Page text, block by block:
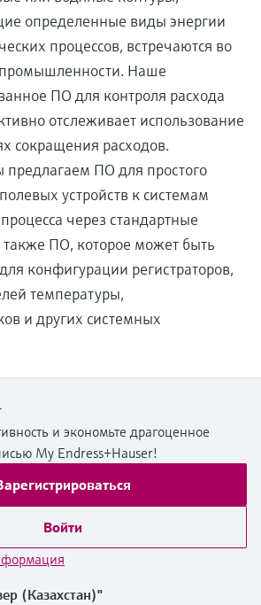
определенные виды энергии
процессов, встречаются во
промышленности. Наше
ПО для контроля расхода
отслеживает использование
сокращения расходов.
предлагаем ПО для простого
устройств к системам
через стандартные
ПО, которое может быть
конфигурации регистраторов,
температуры,
и других системных
и экономьте драгоценное
My Endress+Hauser!
Войти
(Казахстан)"